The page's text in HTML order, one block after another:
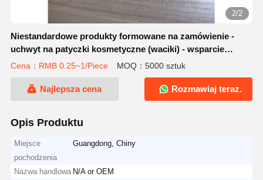
2/2
Niestandardowe produkty formowane na zamówienie -
uchwyt na patyczki kosmetyczne (waciki) - wsparcie
OEM/ODM
Cena：RMB 0.25~1/Piece MOQ：5000 sztuk
Najlepsza cena Rozmawiaj teraz.
Opis Produktu
Miejsce
pochodzenia
Guangdong, Chiny
Nazwa handlowa N/A or OEM